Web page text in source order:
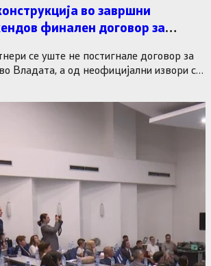
во завршни
финален договор за
се уште не постигнале договор за
Владата, а од неофицијални извори се